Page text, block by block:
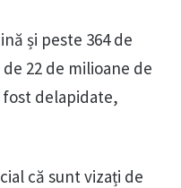
și peste 364 de
22 de milioane de
fost delapidate,
că sunt vizați de